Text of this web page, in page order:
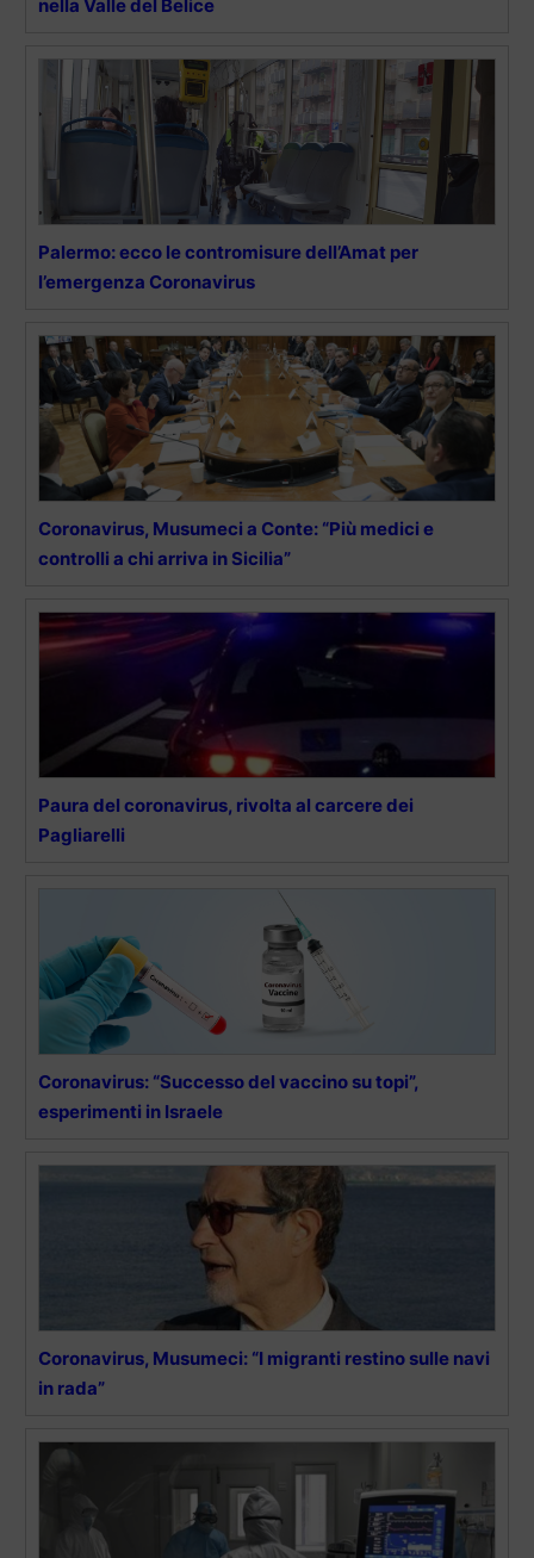
nella Valle del Belice
Palermo: ecco le contromisure dell’Amat per
l’emergenza Coronavirus
Coronavirus, Musumeci a Conte: “Più medici e
controlli a chi arriva in Sicilia”
Paura del coronavirus, rivolta al carcere dei
Pagliarelli
Coronavirus: “Successo del vaccino su topi”,
esperimenti in Israele
Coronavirus, Musumeci: “I migranti restino sulle navi
in rada”